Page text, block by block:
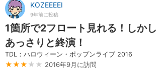
KOZEEEEI
9年前に投稿
1箇所で2フロート見れる！しかし
あっさりと終演！
TDL：ハロウィーン・ポップンライブ 2016
★★★ ★★ 2016年9月に訪問